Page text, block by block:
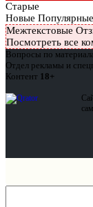
Старые
Новые Популярные
Межтекстовые
Посмотреть все
Вопросы по
Отдел рекламы и
Контент 18+